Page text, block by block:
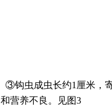
③钩虫成虫长约1厘米，
和营养不良。见图3